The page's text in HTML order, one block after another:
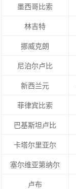
墨西哥比索
林吉特
挪威克朗
尼泊尔卢比
新西兰元
菲律宾比索
巴基斯坦卢比
卡塔尔里亚尔
塞尔维亚第纳尔
卢布